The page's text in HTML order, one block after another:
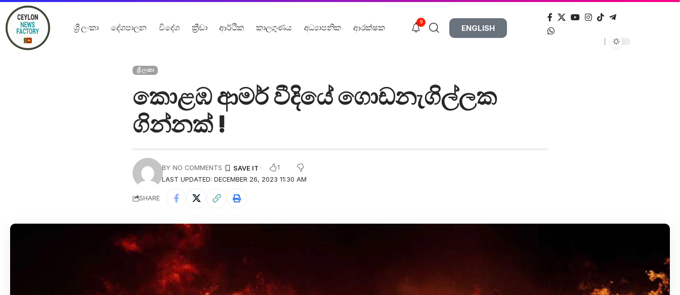
ශ්‍රී ලංකා දේශපාලන විදේශ ක්‍රීඩා ආර්ථික කාලගුණය අධ්‍යාපනික ආරක්ෂක
9
ENGLISH
ශ්‍රී ලංකා
කොළඹ ආමර් වීදියේ ගොඩනැගිල්ලක
ගින්නක් !
LAST UPDATED: DECEMBER 26, 2023 11:30 AM
BY NO COMMENTS 1
SHARE